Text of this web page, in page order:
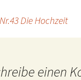
Nr.43 Die Hochzeit
einen